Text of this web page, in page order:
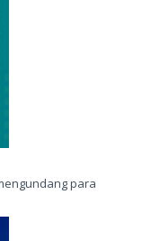
para